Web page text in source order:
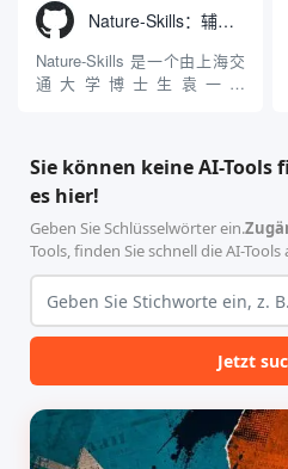
Windows 平台。当用户使用桌
面版 Gemini 客户端或
Antigravity IDE ...
Nature-Skills：辅助撰写学术论文和绘制科研图表的智能体插件
Nature-Skills 是一个由上海交
通大学博士生袁一哲
Nature、Science、Cell 等）
的论文撰写与发表流程设计。
该工具集以智能体插...
Sie können keine AI-Tools
es hier!
Geben Sie Schlüsselwörter ein.
Tools, finden Sie schnell die AI-
Jetzt